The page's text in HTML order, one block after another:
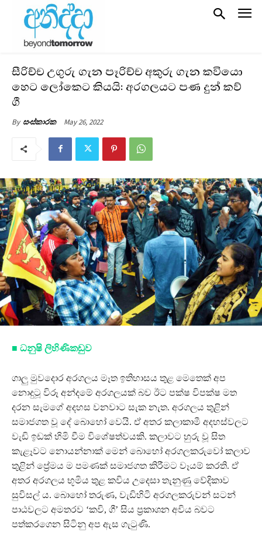
සීරිච්ච උගුරු ගැන පෑරිච්ච අකුරු ගැන කවියො
හෙට ලෝකෙට කියයි: අරගලයට පණ දුන් කව්
ගී
By සංස්කාරක May 26, 2022
■ ධනුෂි ලිහිණිකඩුව
ගාලු මුවදොර අරගලය මෑත ඉතිහාසය තුළ මෙතෙක් අප
නොදුටූ විරූ අන්දමේ අරගලයක් බව ඊට පක්ෂ විපක්ෂ මත
දරන සැමගේ අදහස වනවාට සැක නැත. අරගලය තුළින්
සමාජගත වූ දේ බොහෝ වෙයි. ඒ අතර කලාකාමී අදහස්වලට
වැඩි ඉඩක් හිමි වීම විශේෂත්වයකි. කලාවට හුරු වූ සිත
කැළෑවට නොයන්නාක් මෙන් බොහෝ අරගලකරුවෝ කලාව
තුළින් ප්‍රේමය ම පමණක් සමාජගත කිරීමට වෑයම් කරති. ඒ
අතර අරගලය භූමිය තුළ කවිය උදෙසා තැනුණු වේදිකාව
සුවිසල් ය. බොහෝ තරුණ, වැඩිහිටි අරගලකරුවන් සටන්
පාඨවලට අමතරව ‘කවි, ගී’ සිය ප්‍රකාශන අවිය බවට
පත්කරගෙන සිටිනු අප ඇස ගැටුණි.